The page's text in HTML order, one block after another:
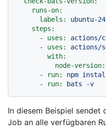
runs-on:
labels:
ubuntu-
steps:
-
uses:
actions/
-
uses:
actions/
with:
node-version:
-
run: npm
-
run: bats -v
In diesem Beispiel sendet
Job an alle verfügbaren